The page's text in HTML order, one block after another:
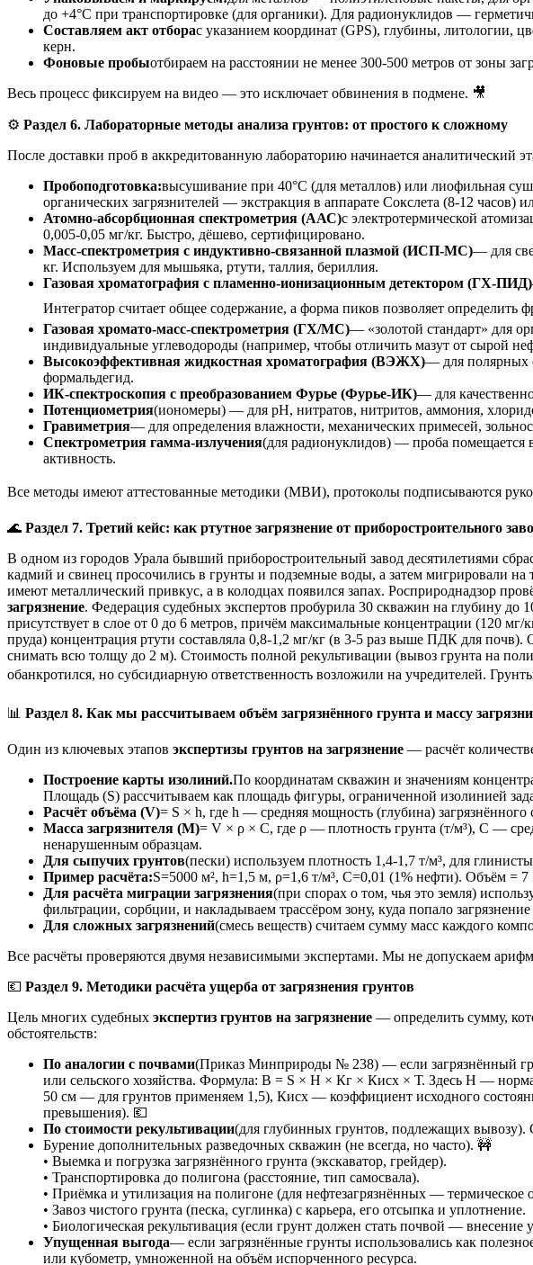
до +4°C при транспортировке (для органики). Для радионуклидов —
Составляем акт отборас указанием координат (GPS), глубины, литологии,
керн.
Фоновые пробыотбираем на расстоянии не менее 300-500 метров от зоны
Весь процесс фиксируем на видео — это исключает обвинения в подмене. 🎥
⚙️ Раздел 6. Лабораторные методы анализа грунтов: от простого к сложному
После доставки проб в аккредитованную лабораторию начинается аналитический
Пробоподготовка:высушивание при 40°C (для металлов) или лиофильная
органических загрязнителей — экстракция в аппарате Сокслета (8-12 часов)
Атомно-абсорбционная спектрометрия (ААС)с электротермической
0,005-0,05 мг/кг. Быстро, дёшево, сертифицировано.
Масс-спектрометрия с индуктивно-связанной плазмой (ИСП-МС)— для
кг. Используем для мышьяка, ртути, таллия, бериллия.
Газовая хроматография с пламенно-ионизационным детектором (ГХ-ПИД)
Интегратор считает общее содержание, а форма пиков позволяет определить
Газовая хромато-масс-спектрометрия (ГХ/МС)— «золотой стандарт» для
индивидуальные углеводороды (например, чтобы отличить мазут от сырой
Высокоэффективная жидкостная хроматография (ВЭЖХ)— для полярных
формальдегид.
ИК-спектроскопия с преобразованием Фурье (Фурье-ИК)— для
Потенциометрия(иономеры) — для pH, нитратов, нитритов, аммония,
Гравиметрия— для определения влажности, механических примесей,
Спектрометрия гамма-излучения(для радионуклидов) — проба помещается
активность.
Все методы имеют аттестованные методики (МВИ), протоколы подписываются
🌊 Раздел 7. Третий кейс: как ртутное загрязнение от приборостроительного
В одном из городов Урала бывший приборостроительный завод десятилетиями
кадмий и свинец просочились в грунты и подземные воды, а затем мигрировали
имеют металлический привкус, а в колодцах появился запах. Росприроднадзор
загрязнение. Федерация судебных экспертов пробурила 30 скважин на глубину
присутствует в слое от 0 до 6 метров, причём максимальные концентрации (120
пруда) концентрация ртути составляла 0,8-1,2 мг/кг (в 3-5 раз выше ПДК для
снимать всю толщу до 2 м). Стоимость полной рекультивации (вывоз грунта на
обанкротился, но субсидиарную ответственность возложили на учредителей.
📊 Раздел 8. Как мы рассчитываем объём загрязнённого грунта и массу
Один из ключевых этапов экспертизы грунтов на загрязнение — расчёт
Построение карты изолиний.По координатам скважин и значениям
Площадь (S) рассчитываем как площадь фигуры, ограниченной изолинией
Расчёт объёма (V)= S × h, где h — средняя мощность (глубина)
Масса загрязнителя (М)= V × ρ × C, где ρ — плотность грунта (т/м³), С —
ненарушенным образцам.
Для сыпучих грунтов(пески) используем плотность 1,4-1,7 т/м³, для
Пример расчёта:S=5000 м², h=1,5 м, ρ=1,6 т/м³, C=0,01 (1% нефти). Объём = 7
Для расчёта миграции загрязнения(при спорах о том, чья это земля)
фильтрации, сорбции, и накладываем трассёром зону, куда попало
Для сложных загрязнений(смесь веществ) считаем сумму масс каждого
Все расчёты проверяются двумя независимыми экспертами. Мы не допускаем
💶 Раздел 9. Методики расчёта ущерба от загрязнения грунтов
Цель многих судебных экспертиз грунтов на загрязнение — определить сумму,
обстоятельств:
По аналогии с почвами(Приказ Минприроды № 238) — если загрязнённый
или сельского хозяйства. Формула: В = S × Н × Кг × Кисх × Т. Здесь Н —
50 см — для грунтов применяем 1,5), Кисх — коэффициент исходного
превышения). 💶
По стоимости рекультивации(для глубинных грунтов, подлежащих
Бурение дополнительных разведочных скважин (не всегда, но часто). 🚧
• Выемка и погрузка загрязнённого грунта (экскаватор, грейдер).
• Транспортировка до полигона (расстояние, тип самосвала).
• Приёмка и утилизация на полигоне (для нефтезагрязнённых —
• Завоз чистого грунта (песка, суглинка) с карьера, его отсыпка и уплотнение.
• Биологическая рекультивация (если грунт должен стать почвой — внесение
Упущенная выгода— если загрязнённые грунты использовались как
или кубометр, умноженной на объём испорченного ресурса.